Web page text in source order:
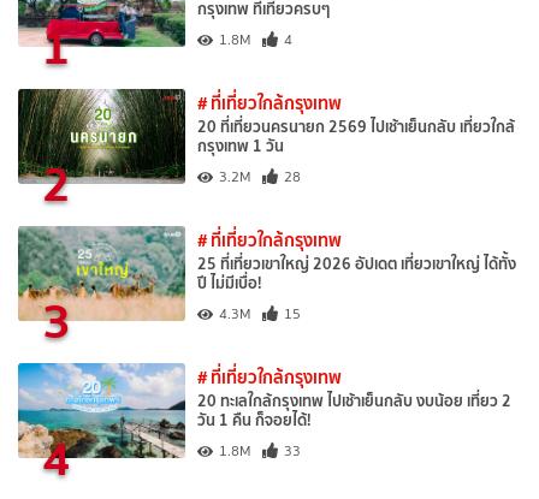
1 กรุงเทพ ที่เที่ยวครบๆ
1.8M 4
2
# ที่เที่ยวใกล้กรุงเทพ
20 ที่เที่ยวนครนายก 2569 ไปเช้าเย็นกลับ เที่ยวใกล้
กรุงเทพ 1 วัน
3.2M 28
3
# ที่เที่ยวใกล้กรุงเทพ
25 ที่เที่ยวเขาใหญ่ 2026 อัปเดต เที่ยวเขาใหญ่ ได้ทั้ง
ปี ไม่มีเบื่อ!
4.3M 15
4
# ที่เที่ยวใกล้กรุงเทพ
20 ทะเลใกล้กรุงเทพ ไปเช้าเย็นกลับ งบน้อย เที่ยว 2
วัน 1 คืน ก็จอยได้!
1.8M 33